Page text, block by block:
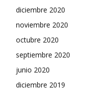
diciembre 2020
noviembre 2020
octubre 2020
septiembre 2020
junio 2020
diciembre 2019